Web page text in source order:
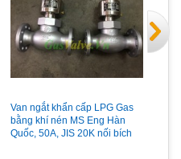
Van ngắt khẩn cấp LPG Gas
bằng khí nén MS Eng Hàn
Quốc, 50A, JIS 20K nối bích